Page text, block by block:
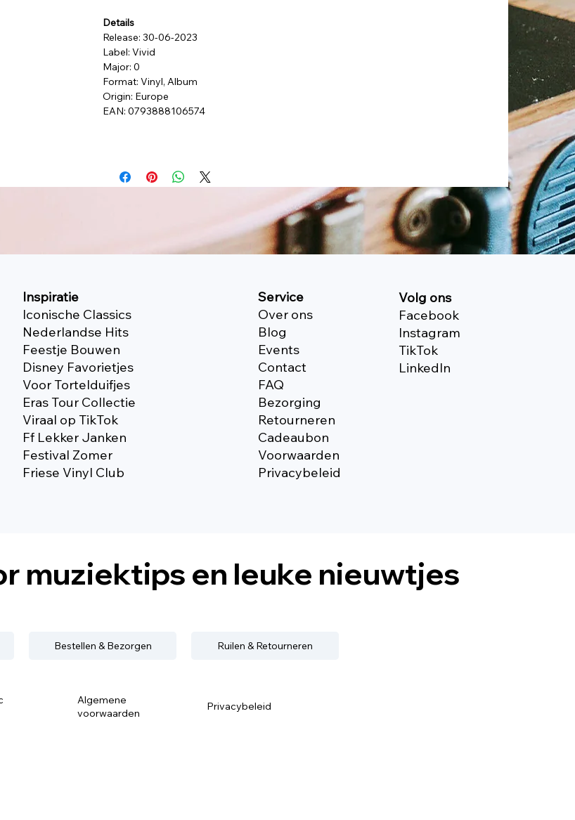
Details
Release: 30-06-2023
Label: Vivid
Major: 0
Format: Vinyl, Album
Origin: Europe
EAN: 0793888106574
Inspiratie
Iconische Classics
Nederlandse Hits
Feestje Bouwen
Disney Favorietjes
Voor Tortelduifjes
Eras Tour Collectie
Viraal op TikTok
Ff Lekker Janken
Festival Zomer
Friese Vinyl Club
Service
Over ons
Blog
Events
Contact
FAQ
Bezorging
Retourneren
Cadeaubon
Voorwaarden
Privacybeleid
Volg ons
Facebook
Instagram
TikTok
Linkedln
muziektips en leuke nieuwtjes
Bestellen & Bezorgen Ruilen & Retourneren
Algemene
voorwaarden
Privacybeleid